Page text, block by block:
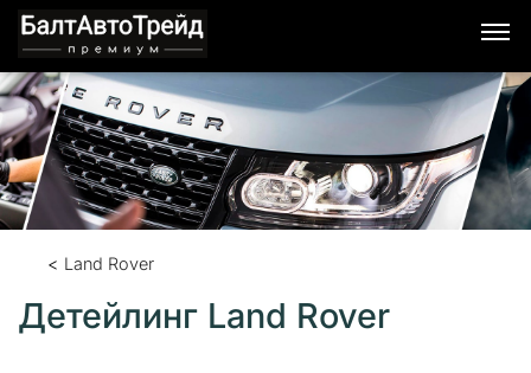
Land Rover
Детейлинг Land Rover